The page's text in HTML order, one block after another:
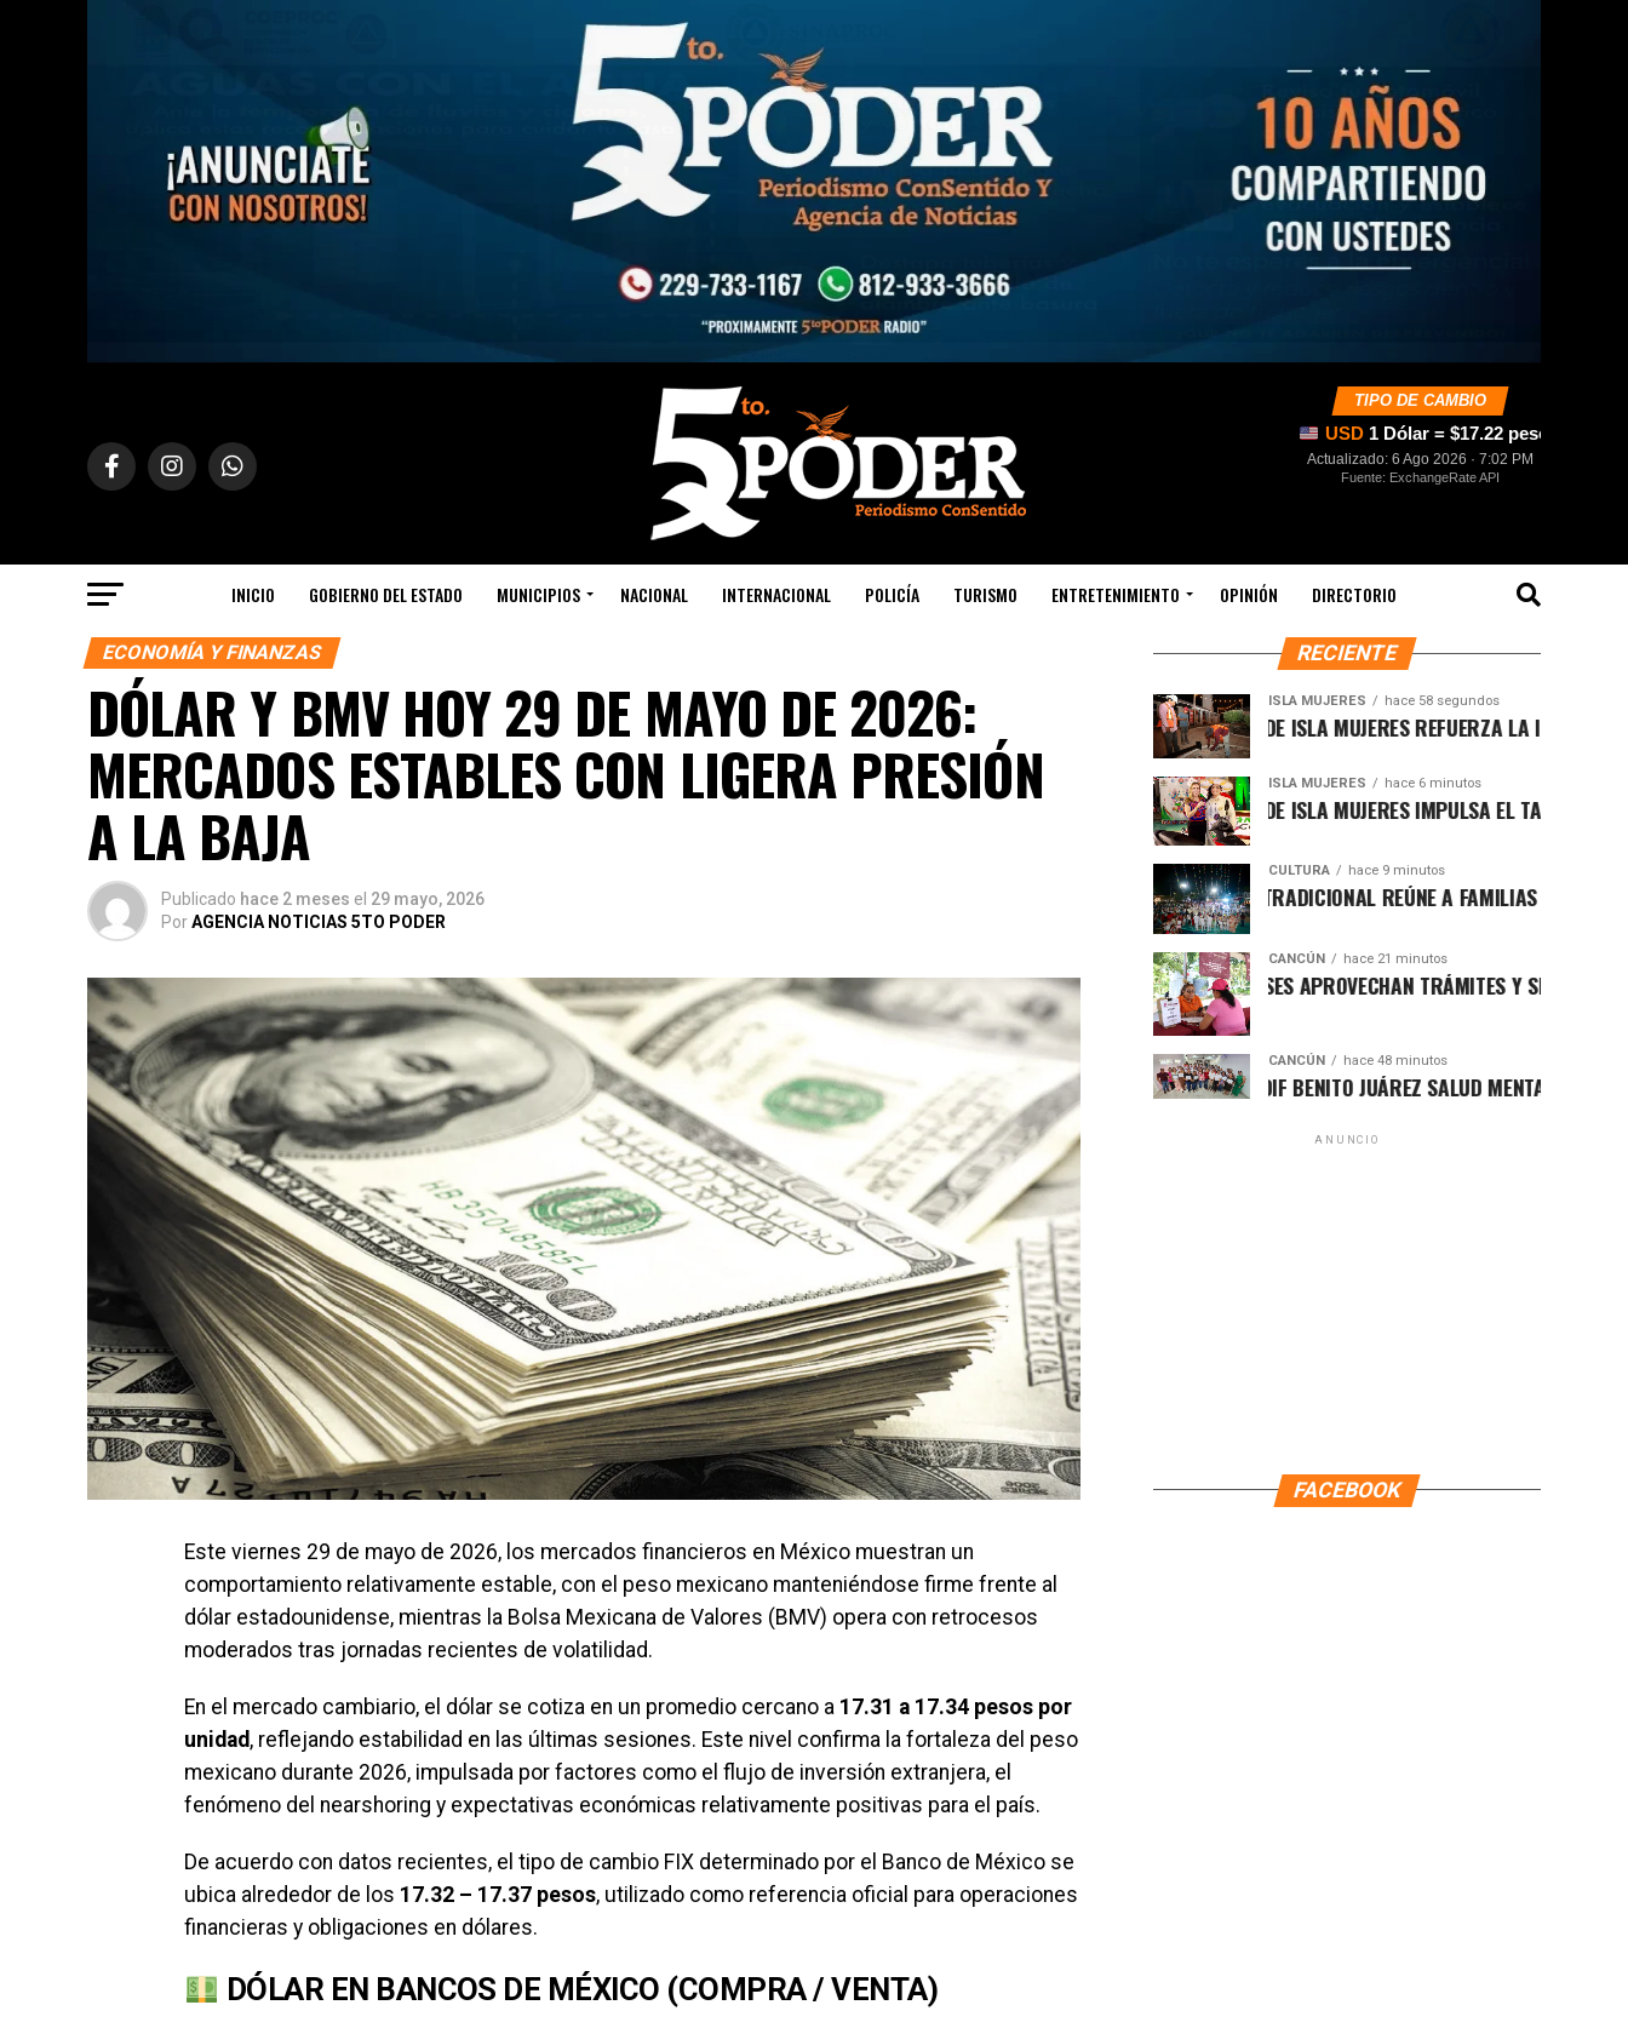
TIPO DE CAMBIO
USD 1 Dólar = $17.22 pesos
Actualizado: 6 Ago 2026 · 7:02 PM
Fuente: ExchangeRate API
INICIO GOBIERNO DEL ESTADO MUNICIPIOS NACIONAL INTERNACIONAL POLICÍA TURISMO ENTRETENIMIENTO OPINIÓN DIRECTORIO
ECONOMÍA Y FINANZAS
DÓLAR Y BMV HOY 29 DE MAYO DE 2026:
MERCADOS ESTABLES CON LIGERA PRESIÓN
A LA BAJA
Publicado hace 2 meses el 29 mayo, 2026
PorAGENCIA NOTICIAS 5TO PODER
Este viernes 29 de mayo de 2026, los mercados financieros en México muestran un
comportamiento relativamente estable, con el peso mexicano manteniéndose firme frente al
dólar estadounidense, mientras la Bolsa Mexicana de Valores (BMV) opera con retrocesos
moderados tras jornadas recientes de volatilidad.
En el mercado cambiario, el dólar se cotiza en un promedio cercano a 17.31 a 17.34 pesos por
unidad , reflejando estabilidad en las últimas sesiones. Este nivel confirma la fortaleza del peso
mexicano durante 2026, impulsada por factores como el flujo de inversión extranjera, el
fenómeno del nearshoring y expectativas económicas relativamente positivas para el país.
De acuerdo con datos recientes, el tipo de cambio FIX determinado por el Banco de México se
ubica alrededor de los 17.32 – 17.37 pesos, utilizado como referencia oficial para operaciones
financieras y obligaciones en dólares.
DÓLAR EN BANCOS DE MÉXICO (COMPRA / VENTA)
RECIENTE
ISLA MUJERES hace 58 segundos
GOBIERNO DE ISLA MUJERES REFUERZA LA ILUMINACIÓN Y
ISLA MUJERES hace 6 minutos
GOBIERNO DE ISLA MUJERES IMPULSA EL TALENTO LOCAL
CULTURA hace 9 minutos
VAQUERÍA TRADICIONAL REÚNE A FAMILIAS Y PRESERVA
CANCÚN hace 21 minutos
CANCUNENSES APROVECHAN TRÁMITES Y SERVICIOS DEL
CANCÚN hace 48 minutos
PRIORIZA DIF BENITO JUÁREZ SALUD MENTAL DE
ANUNCIO
FACEBOOK